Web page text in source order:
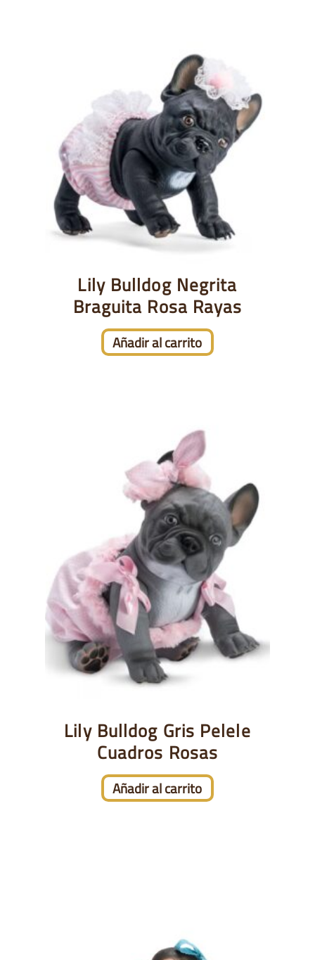
Lily Bulldog Negrita
Braguita Rosa Rayas
Añadir al carrito
Lily Bulldog Gris Pelele
Cuadros Rosas
Añadir al carrito